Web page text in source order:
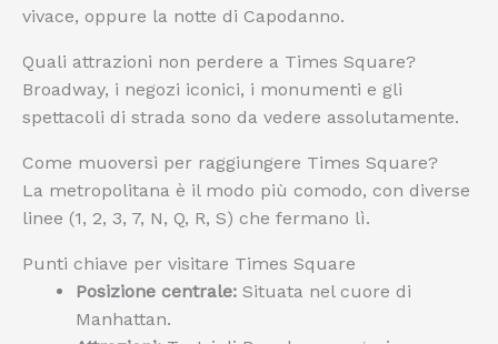
vivace, oppure la notte di Capodanno.
Quali attrazioni non perdere a Times Square?
Broadway, i negozi iconici, i monumenti e gli
spettacoli di strada sono da vedere assolutamente.
Come muoversi per raggiungere Times Square?
La metropolitana è il modo più comodo, con diverse
linee (1, 2, 3, 7, N, Q, R, S) che fermano lì.
Punti chiave per visitare Times Square
Posizione centrale: Situata nel cuore di
Manhattan.